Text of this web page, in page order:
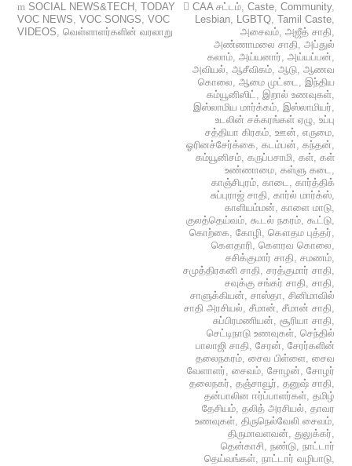
SOCIAL NEWS&TECH ,TODAY
VOC NEWS,VOC SONGS,VOC
VIDEOS,வெள்ளாளர்களின் வரலாறு
CAA சட்டம், Caste, Community,
Lesbian, LGBTQ, Tamil Caste,
அசைவம், அஜீத் சாதி,
அண்ணாமலை சாதி, அப்துல்
கலாம், அய்யனார், அய்யப்பன்,
அவியல், ஆசீவிகம், ஆடு, ஆணவ
கொலை, ஆமை முட்டை, இந்திய
கம்யூனிஸிட், இறால் உணவுகள்,
இஸ்லாமிய மார்க்கம், இஸ்லாமியர்,
உடலின் சக்கரங்கள் ஏழு, உப்பு
சத்தியா கிரகம், ஊன், எருமை,
ஓரினச்சேர்க்கை, கடம்பன், கந்தன்,
கம்யூனிசம், கருப்பசாமி, கள், கள்
உண்ணாமை, கள்ளு கடை,
காஞ்சிபுரம், காடை, கார்த்திக்
சுப்புராஜ் சாதி, கார்ல் மார்க்ஸ்,
காளியம்மன், காளை மாடு,
குலத்தெய்வம், கூடல் நகரம், கூட்டு,
கொற்கை, கோழி, கௌதம புத்தர்,
கௌதாரி, கௌரவ கொலை,
சசிக்குமார் சாதி, சமணம்,
சமுத்திரகனி சாதி, சரத்குமார் சாதி,
சவுக்கு சங்கர் சாதி, சாதி,
சாளுக்கியன், சாஸ்தா, சினிமாவில்
சாதி அரசியல், சீமான், சீமான் சாதி,
சுப்பிரமணியன், சூரியா சாதி,
செட்டிநாடு உணவுகள், செந்தில்
பாலாஜி சாதி, சேரன், சேரர்களின்
தலைநகரம், சைவ பிள்ளை, சைவ
வேளாளர், சைவம், சோழன், சோழர்
தலைநகர், தஞ்சாவூர், தனுஷ் சாதி,
தன்பாலின ஈர்ப்பாளர்கள், தமிழ்
தேசியம், தலித் அரசியல், தாவர
உணவுகள், திருநெல்வேலி சைவம்,
திருமாவளவன், துலுக்கர்,
தென்காசி, நண்டு, நாட்டார்
தெய்வங்கள், நாட்டார் வழிபாடு,